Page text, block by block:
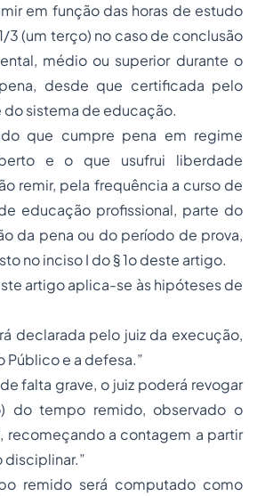
em função das horas de estudo
3 (um terço) no caso de conclusão
médio ou superior durante o
desde que certificada pelo
sistema de educação.
que cumpre pena em regime
e o que usufrui liberdade
remir, pela frequência a curso de
educação profissional, parte do
da pena ou do período de prova,
no inciso I do § 1o deste artigo.
artigo aplica-se às hipóteses de
declarada pelo juiz da execução,
Público e a defesa.”
falta grave, o juiz poderá revogar
do tempo remido, observado o
recomeçando a contagem a partir
disciplinar.”
remido será computado como